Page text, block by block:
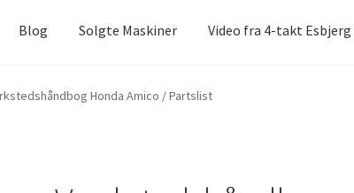
Blog Solgte Maskiner Video fra 4-takt Esbjerg
Honda Amico / Partslist